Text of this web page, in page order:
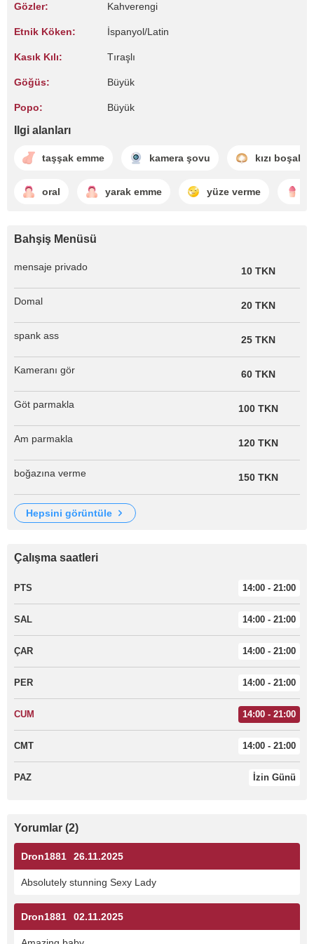
Gözler: Kahverengi
Etnik Köken: İspanyol/Latin
Kasık Kılı: Tıraşlı
Göğüs: Büyük
Popo: Büyük
Ilgi alanları
taşşak emme kamera şovu kızı
oral yarak emme yüze verme
Bahşiş Menüsü
mensaje privado 10 TKN
Domal 20 TKN
spank ass 25 TKN
Kameranı gör 60 TKN
Göt parmakla 100 TKN
Am parmakla 120 TKN
boğazına verme 150 TKN
hepsini görüntüle
Çalışma saatleri
PTS 14:00 - 21:00
SAL 14:00 - 21:00
ÇAR 14:00 - 21:00
PER 14:00 - 21:00
CUM 14:00 - 21:00
CMT 14:00 - 21:00
PAZ İzin Günü
Yorumlar (2)
Dron1881 26.11.2025
Absolutely stunning Sexy Lady
Dron1881 02.11.2025